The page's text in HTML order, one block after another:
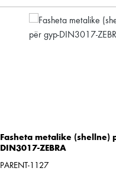
Fasheta metalike (shellne)
DIN3017-ZEBRA
PARENT-1127